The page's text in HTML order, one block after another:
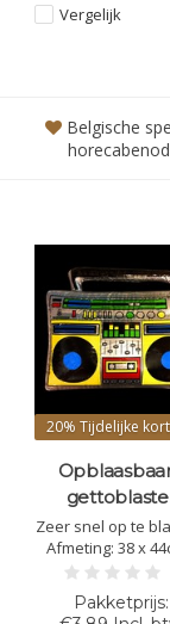
Vergelijk
Belgische
20% Tijdelijke
Zeer snel op te
Afmeting: 38 x
Goede kwaliteit
snelle levering! -
Materiaal: PVC